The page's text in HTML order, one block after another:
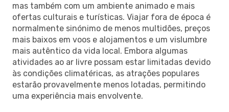
mas também com um ambiente animado e mais
ofertas culturais e turísticas. Viajar fora de época é
normalmente sinónimo de menos multidões, preços
mais baixos em voos e alojamentos e um vislumbre
mais autêntico da vida local. Embora algumas
atividades ao ar livre possam estar limitadas devido
às condições climatéricas, as atrações populares
estarão provavelmente menos lotadas, permitindo
uma experiência mais envolvente.